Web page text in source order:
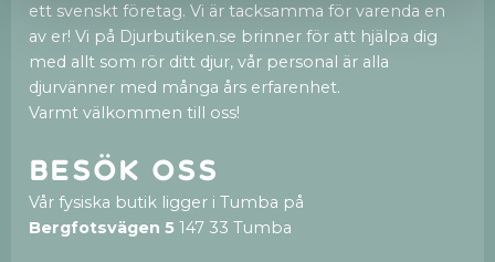
ett svenskt företag. Vi är tacksamma för varenda en
av er! Vi på Djurbutiken.se brinner för att hjälpa dig
med allt som rör ditt djur, vår personal är alla
djurvänner med många års erfarenhet.
Varmt välkommen till oss!
Besök oss
Vår fysiska butik ligger i Tumba på
Bergfotsvägen 5 147 33 Tumba